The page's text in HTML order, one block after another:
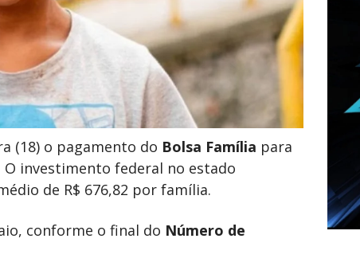
(18) o pagamento do Bolsa Família para
O investimento federal no estado
de R$ 676,82 por família.
conforme o final do Número de